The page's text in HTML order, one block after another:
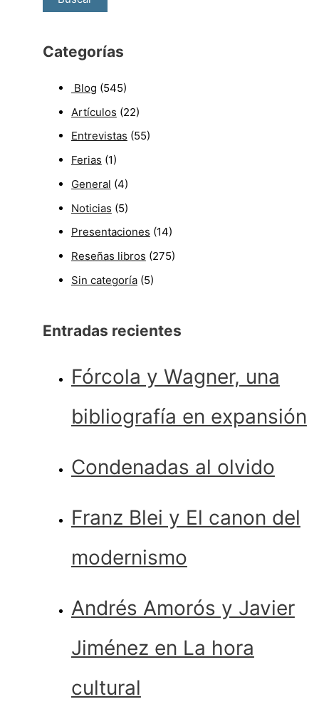
Categorías
Blog (545)
Artículos (22)
Entrevistas (55)
Ferias (1)
General (4)
Noticias (5)
Presentaciones (14)
Reseñas libros (275)
Sin categoría(5)
Entradas recientes
Fórcola y Wagner, una
bibliografía en expansión
Condenadas al olvido
Franz Blei y El canon del
modernismo
Andrés Amorós y Javier
Jiménez en La hora
cultural